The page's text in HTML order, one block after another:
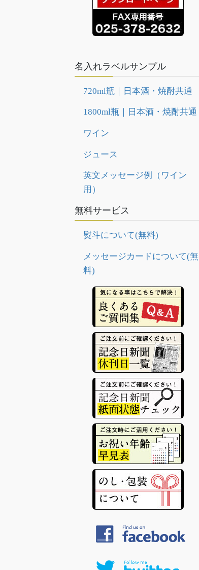
名入れラベルサンプル
720ml瓶｜日本酒・焼酎共通
1800ml瓶｜日本酒・焼酎共通
ワイン
ジュース
英文メッセージ例（ワイン
用）
無料サービス
熨斗について(無料)
メッセージカードについて(無
料)